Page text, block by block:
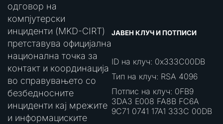
одговор на
компјутерски
инциденти (MKD-CIRT)
претставува официјална
национална точка за
контакт и координација
во справувањето со
безбедносните
инциденти кај мрежите
и информациските
ЈАВЕН КЛУЧ И ПОТПИСИ
ID на клуч: 0x333C00DB
Тип на клуч: RSA 4096
Потпис на клуч: 0FB9
3DA3 E008 FA8B FC6A
9C71 0741 17A1 333C 00DB